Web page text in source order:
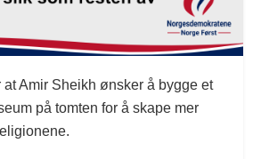
Amir Sheikh ønsker å bygge et
på tomten for å skape mer